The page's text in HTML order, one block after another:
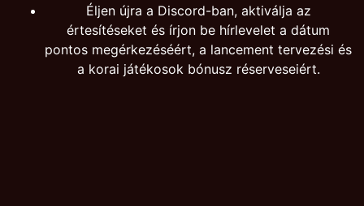
Éljen újra a Discord-ban, aktiválja az
értesítéseket és írjon be hírlevelet a dátum
pontos megérkezéséért, a lancement tervezési és
a korai játékosok bónusz réserveseiért.